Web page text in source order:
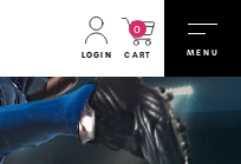
LOGIN CART
0
MENU